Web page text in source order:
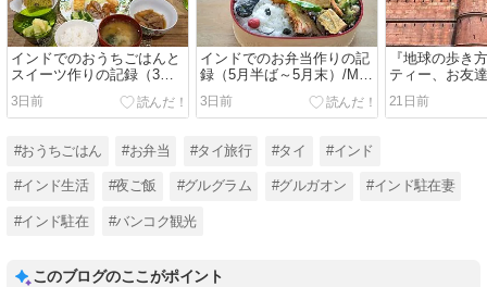
インドでのおうちごはんと
スイーツ作りの記録（3月6
日～4月7日）/My
Homemade Dinner and
from March 6 to April 7,
2026
3日前
インドでのお弁当作りの記
録（5月半ば～5月末）/My
Homemade Lunchbox in
May, 2026)/ข้าวกล่องที่ทำ
3日前
『地球の歩き
ティー、お友
ペーン中
21日前
#おうちごはん #お弁当 #タイ旅行 #タイ #インド
#インド生活 #夜ご飯 #グルグラム #グルガオン #インド駐在妻
#インド駐在 #バンコク観光
このブログのここがポイント